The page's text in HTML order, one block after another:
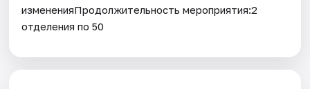
измененияПродолжительность мероприятия:2
отделения по 50